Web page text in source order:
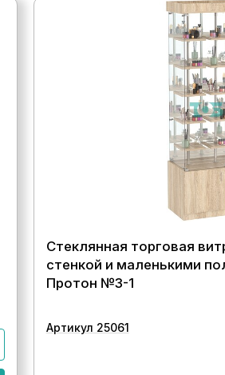
Стеклянная торговая
стенкой и маленькими
Протон №3-1
Артикул 25061